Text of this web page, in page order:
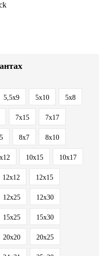
5,5x9 5x10 5x8
7x15 7x17
8x7 8х10
10x15 10x17
12x12 12x15
12x25 12x30
15x25 15x30
20x20 20x25